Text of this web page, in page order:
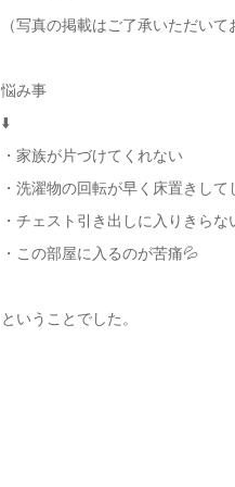
（写真の掲載はご了承いただいて
悩み事
⬇️
・家族が片づけてくれない
・洗濯物の回転が早く床置きして
・チェスト引き出しに入りきらな
・この部屋に入るのが苦痛💦
ということでした。